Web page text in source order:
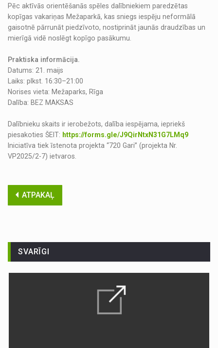
Pēc aktīvās orientēšanās spēles dalībniekiem paredzētas
kopīgas vakariņas Mežaparkā, kas sniegs iespēju neformālā
gaisotnē pārrunāt piedzīvoto, nostiprināt jaunās draudzības un
mierīgā vidē noslēgt kopīgo pasākumu.
Praktiska informācija.
Datums: 21. maijs
Laiks: plkst. 16:30–21:00
Norises vieta: Mežaparks, Rīga
Dalība: BEZ MAKSAS
Dalībnieku skaits ir ierobežots, dalība iespējama, iepriekš
piesakoties ŠEIT: https://forms.gle/J9QirNtxN31G7LMq9
Iniciatīva tiek īstenota projekta “720 Gari” (projekta Nr.
VP2025/2-7) ietvaros.
ATPAKAĻ
SVARĪGI